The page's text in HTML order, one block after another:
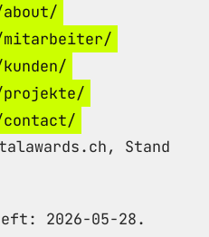
Stand
2026-05-28.